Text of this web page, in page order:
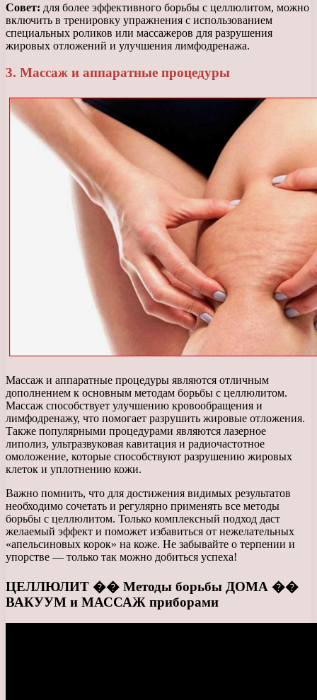
Совет: для более эффективного борьбы с целлюлитом, можно
включить в тренировку упражнения с использованием
специальных роликов или массажеров для разрушения
жировых отложений и улучшения лимфодренажа.
3. Массаж и аппаратные процедуры
Массаж и аппаратные процедуры являются отличным
дополнением к основным методам борьбы с целлюлитом.
Массаж способствует улучшению кровообращения и
лимфодренажу, что помогает разрушить жировые отложения.
Также популярными процедурами являются лазерное
липолиз, ультразвуковая кавитация и радиочастотное
омоложение, которые способствуют разрушению жировых
клеток и уплотнению кожи.
Важно помнить, что для достижения видимых результатов
необходимо сочетать и регулярно применять все методы
борьбы с целлюлитом. Только комплексный подход даст
желаемый эффект и поможет избавиться от нежелательных
«апельсиновых корок» на коже. Не забывайте о терпении и
упорстве — только так можно добиться успеха!
ЦЕЛЛЮЛИТ �� Методы борьбы ДОМА ��
ВАКУУМ и МАССАЖ приборами